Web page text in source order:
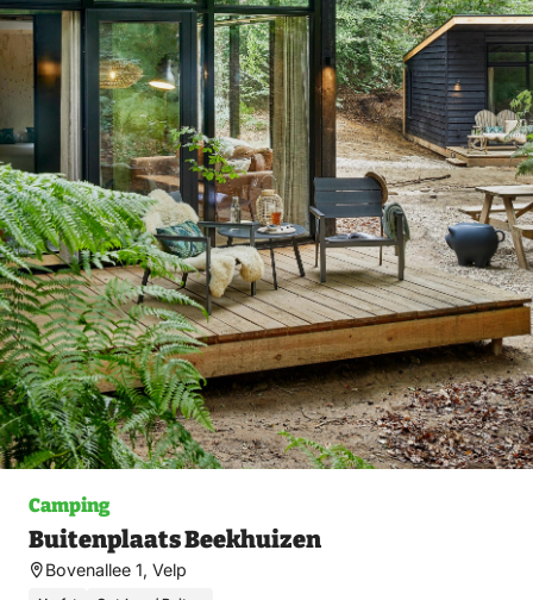
Camping
Buitenplaats Beekhuizen
Bovenallee 1, Velp